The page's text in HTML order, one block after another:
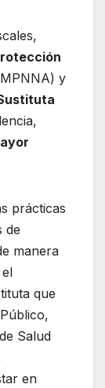
y
prácticas
de
manera
que
Salud
en